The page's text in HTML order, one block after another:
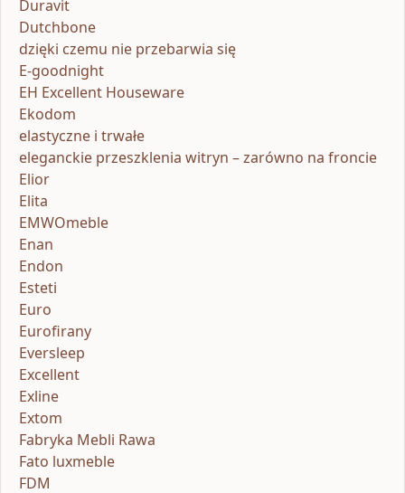
Duravit
Dutchbone
dzięki czemu nie przebarwia się
E-goodnight
EH Excellent Houseware
Ekodom
elastyczne i trwałe
eleganckie przeszklenia witryn – zarówno na froncie
Elior
Elita
EMWOmeble
Enan
Endon
Esteti
Euro
Eurofirany
Eversleep
Excellent
Exline
Extom
Fabryka Mebli Rawa
Fato luxmeble
FDM